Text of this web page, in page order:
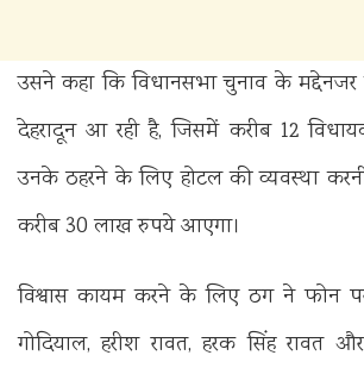
उसने कहा कि विधानसभा चुनाव के
देहरादून आ रही है, जिसमें करीब 12
उनके ठहरने के लिए होटल की व्यवस्था
करीब 30 लाख रुपये आएगा।
विश्वास कायम करने के लिए ठग ने फोन
गोदियाल, हरीश रावत, हरक सिंह रावत